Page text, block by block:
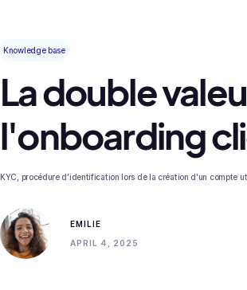
Knowledge base
La double
l'onboarding
KYC, procédure d'identification lors de la création d'un compte
EMILIE
APRIL 4, 2025